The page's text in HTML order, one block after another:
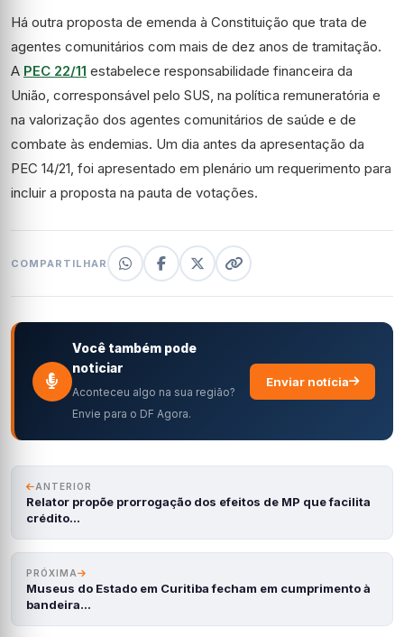
Há outra proposta de emenda à Constituição que trata de
agentes comunitários com mais de dez anos de tramitação.
A PEC 22/11 estabelece responsabilidade financeira da
União, corresponsável pelo SUS, na política remuneratória e
na valorização dos agentes comunitários de saúde e de
combate às endemias. Um dia antes da apresentação da
PEC 14/21, foi apresentado em plenário um requerimento para
incluir a proposta na pauta de votações.
COMPARTILHAR
Você também pode
noticiar
Aconteceu algo na sua região?
Envie para o DF Agora.
Enviar notícia
ANTERIOR
Relator propõe prorrogação dos efeitos de MP que facilita
crédito…
PRÓXIMA
Museus do Estado em Curitiba fecham em cumprimento à
bandeira…